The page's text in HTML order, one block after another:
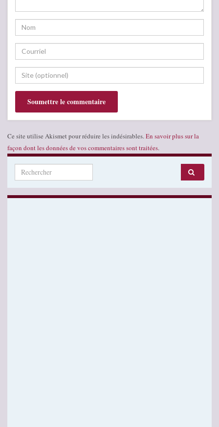
Ce site utilise Akismet pour réduire les indésirables.En savoir plus sur la
façon dont les données de vos commentaires sont traitées.
Search for: